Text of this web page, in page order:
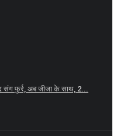
संग फुर्र, अब जीजा के साथ, 2...